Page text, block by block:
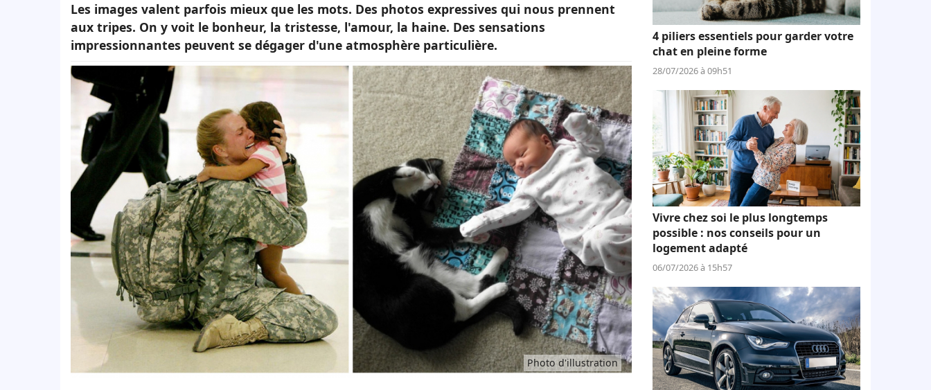
Les images valent parfois mieux que les mots. Des photos expressives qui nous prennent
aux tripes. On y voit le bonheur, la tristesse, l'amour, la haine. Des sensations
impressionnantes peuvent se dégager d'une atmosphère particulière.
Photo d'illustration
4 piliers essentiels pour garder votre
chat en pleine forme
28/07/2026 à 09h51
Vivre chez soi le plus longtemps
possible : nos conseils pour un
logement adapté
06/07/2026 à 15h57